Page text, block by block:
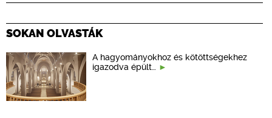
SOKAN OLVASTÁK
A hagyományokhoz és kötöttségekhez
igazodva épült…